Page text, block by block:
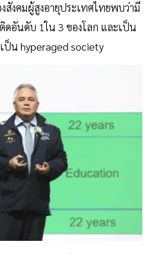
สังคมผู้สูงอายุประเทศไทยพบว่ามี
ดอันดับ 1ใน 3 ของโลก และเป็น
ป็น hyperaged society